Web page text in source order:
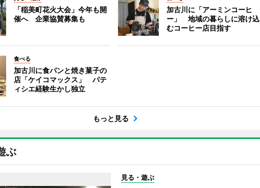
「稲美町花火大会」今年も開
催へ 企業協賛募集も
加古川に「アーミンコーヒ
ー」 地域の暮らしに溶け込
むコーヒー店目指す
食べる
加古川に食パンと焼き菓子の
店「ケイコマックス」 パテ
ィシエ経験生かし独立
もっと見る
ぶ
見る・遊ぶ